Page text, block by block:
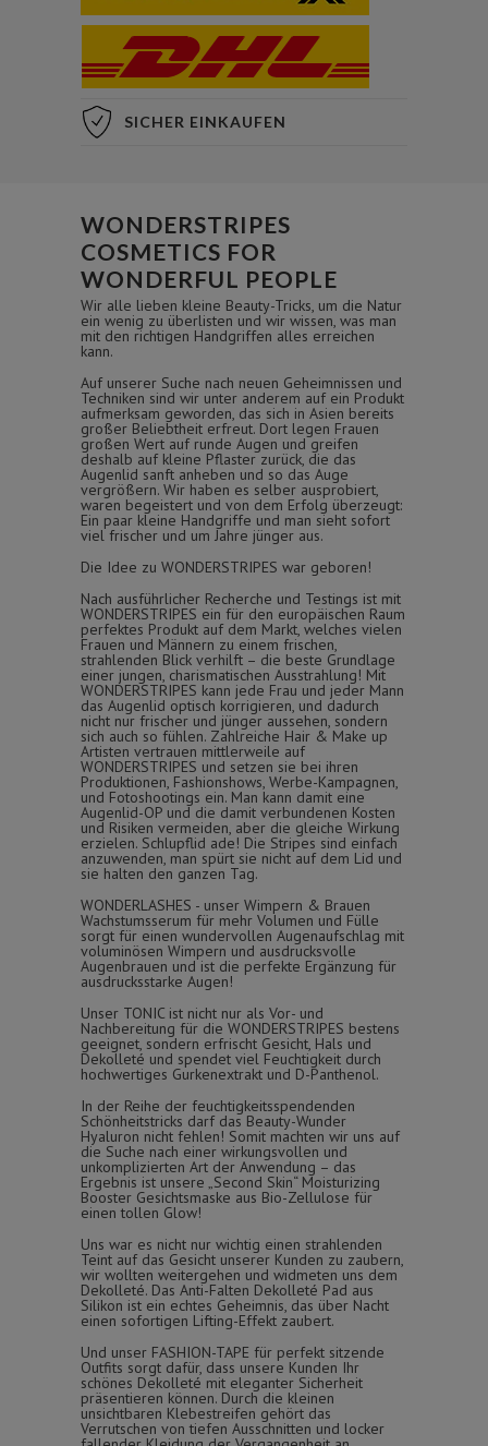
SICHER EINKAUFEN
WONDERSTRIPES
COSMETICS FOR
WONDERFUL PEOPLE
Wir alle lieben kleine Beauty-Tricks, um die Natur
ein wenig zu überlisten und wir wissen, was man
mit den richtigen Handgriffen alles erreichen
kann.
Auf unserer Suche nach neuen Geheimnissen und
Techniken sind wir unter anderem auf ein Produkt
aufmerksam geworden, das sich in Asien bereits
großer Beliebtheit erfreut. Dort legen Frauen
großen Wert auf runde Augen und greifen
deshalb auf kleine Pflaster zurück, die das
Augenlid sanft anheben und so das Auge
vergrößern. Wir haben es selber ausprobiert,
waren begeistert und von dem Erfolg überzeugt:
Ein paar kleine Handgriffe und man sieht sofort
viel frischer und um Jahre jünger aus.
Die Idee zu WONDERSTRIPES war geboren!
Nach ausführlicher Recherche und Testings ist mit
WONDERSTRIPES ein für den europäischen Raum
perfektes Produkt auf dem Markt, welches vielen
Frauen und Männern zu einem frischen,
strahlenden Blick verhilft – die beste Grundlage
einer jungen, charismatischen Ausstrahlung! Mit
WONDERSTRIPES kann jede Frau und jeder Mann
das Augenlid optisch korrigieren, und dadurch
nicht nur frischer und jünger aussehen, sondern
sich auch so fühlen. Zahlreiche Hair & Make up
Artisten vertrauen mittlerweile auf
WONDERSTRIPES und setzen sie bei ihren
Produktionen, Fashionshows, Werbe-Kampagnen,
und Fotoshootings ein. Man kann damit eine
Augenlid-OP und die damit verbundenen Kosten
und Risiken vermeiden, aber die gleiche Wirkung
erzielen. Schlupflid ade! Die Stripes sind einfach
anzuwenden, man spürt sie nicht auf dem Lid und
sie halten den ganzen Tag.
WONDERLASHES - unser Wimpern & Brauen
Wachstumsserum für mehr Volumen und Fülle
sorgt für einen wundervollen Augenaufschlag mit
voluminösen Wimpern und ausdrucksvolle
Augenbrauen und ist die perfekte Ergänzung für
ausdrucksstarke Augen!
Unser TONIC ist nicht nur als Vor- und
Nachbereitung für die WONDERSTRIPES bestens
geeignet, sondern erfrischt Gesicht, Hals und
Dekolleté und spendet viel Feuchtigkeit durch
hochwertiges Gurkenextrakt und D-Panthenol.
In der Reihe der feuchtigkeitsspendenden
Schönheitstricks darf das Beauty-Wunder
Hyaluron nicht fehlen! Somit machten wir uns auf
die Suche nach einer wirkungsvollen und
unkomplizierten Art der Anwendung – das
Ergebnis ist unsere „Second Skin“ Moisturizing
Booster Gesichtsmaske aus Bio-Zellulose für
einen tollen Glow!
Uns war es nicht nur wichtig einen strahlenden
Teint auf das Gesicht unserer Kunden zu zaubern,
wir wollten weitergehen und widmeten uns dem
Dekolleté. Das Anti-Falten Dekolleté Pad aus
Silikon ist ein echtes Geheimnis, das über Nacht
einen sofortigen Lifting-Effekt zaubert.
Und unser FASHION-TAPE für perfekt sitzende
Outfits sorgt dafür, dass unsere Kunden Ihr
schönes Dekolleté mit eleganter Sicherheit
präsentieren können. Durch die kleinen
unsichtbaren Klebestreifen gehört das
Verrutschen von tiefen Ausschnitten und locker